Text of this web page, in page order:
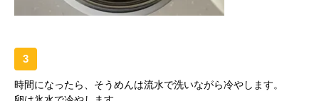
3
時間になったら、そうめんは流水で洗いながら冷やします。